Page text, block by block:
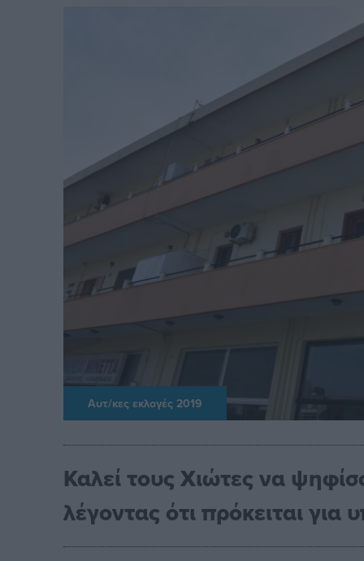
Αυτ/κες εκλογές 2019
Καλεί τους Χιώτες να
λέγοντας ότι πρόκειται